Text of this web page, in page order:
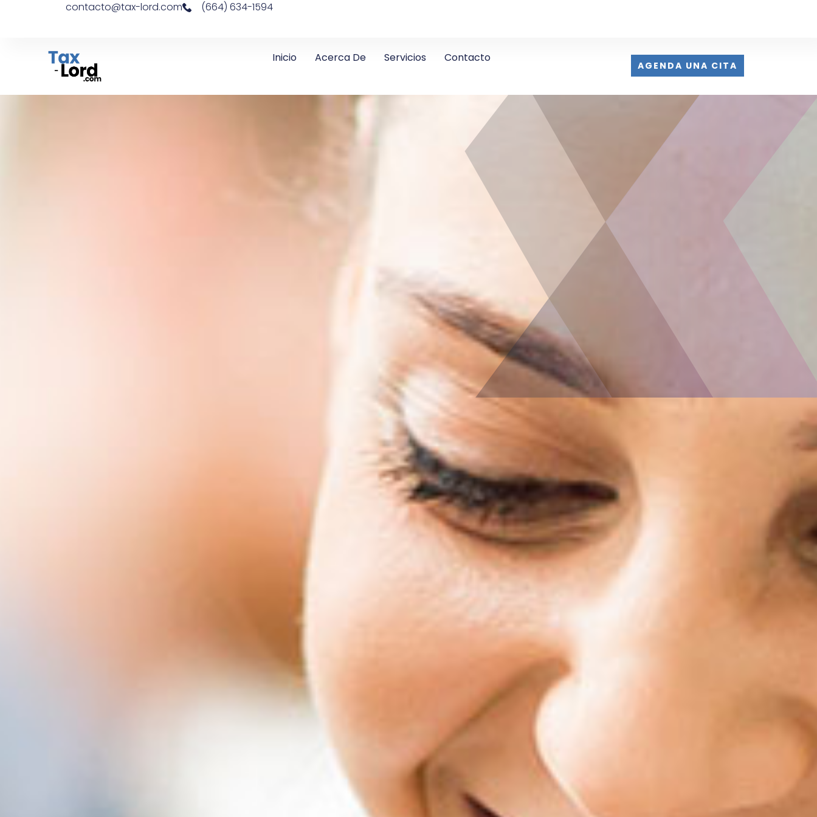
contacto@tax-lord.com (664) 634-1594
Inicio Acerca De Servicios Contacto
AGENDA UNA CITA